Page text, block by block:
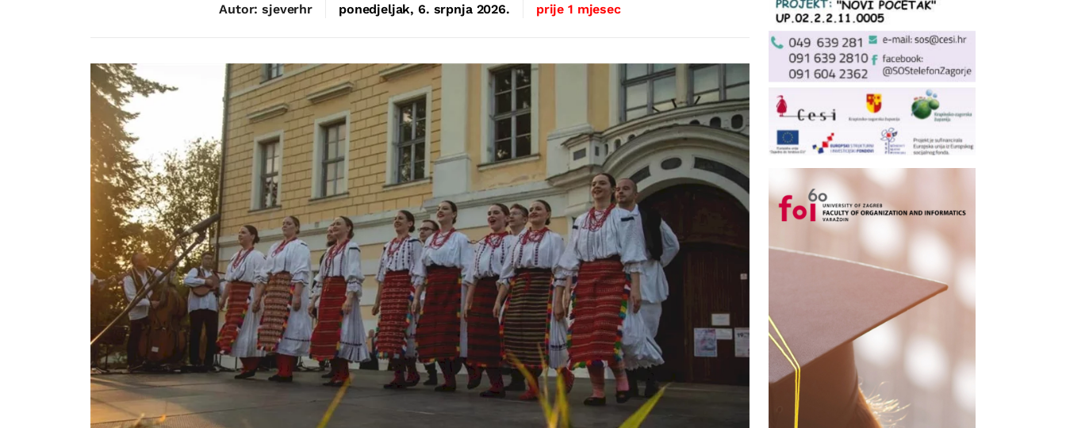
Autor: sjeverhr ponedjeljak, 6. srpnja 2026. prije 1 mjesec